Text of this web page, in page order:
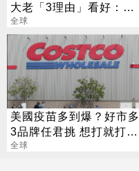
大老「3理由」看好：目
標22.5萬
全球
美國疫苗多到爆？好市多
3品牌任君挑 想打就打免
預約
全球